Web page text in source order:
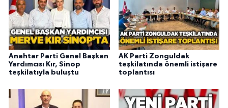
Anahtar Parti Genel Başkan
Yardımcısı Kır, Sinop
teşkilatıyla buluştu
AK Parti Zonguldak
teşkilatında önemli istişare
toplantısı